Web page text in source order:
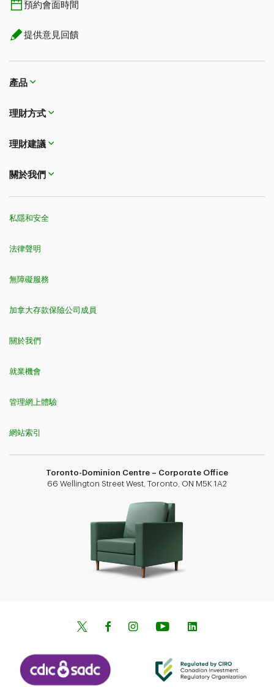
預約會面時間
提供意見回饋
產品
理財方式​​​​​​​
理財建議
關於我們
私隱和安全
法律聲明
無障礙服務
加拿大存款保險公司成員
關於我們
就業機會
管理網上體驗
網站索引
Toronto-Dominion Centre – Corporate Office
66 Wellington Street West, Toronto, ON M5K 1A2